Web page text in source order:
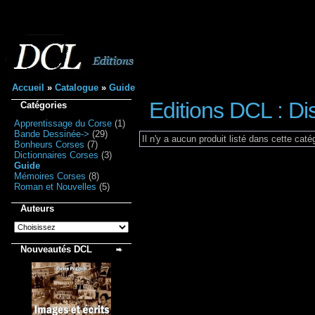
Accueil » Catalogue » Guide
Catégories
Apprentissage du Corse (1)
Bande Dessinée-> (29)
Bonheurs Corses (7)
Dictionnaires Corses (3)
Guide
Mémoires Corses (8)
Roman et Nouvelles (5)
Auteurs
Nouveautés DCL
Editions DCL :
Il n'y a aucun produit listé dans cette